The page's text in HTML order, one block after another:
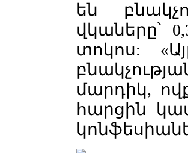
են
վկաները՝
տոկոս:
մարդիկ,
հարցին